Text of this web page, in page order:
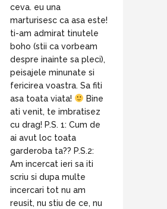
ceva. eu una
marturisesc ca asa este!
ti-am admirat tinutele
boho (stii ca vorbeam
despre inainte sa pleci),
peisajele minunate si
fericirea voastra. Sa fiti
asa toata viata!
Bine
ati venit, te imbratisez
cu drag! P.S. 1: Cum de
ai avut loc toata
garderoba ta?? P.S.2:
Am incercat ieri sa iti
scriu si dupa multe
incercari tot nu am
reusit, nu stiu de ce, nu